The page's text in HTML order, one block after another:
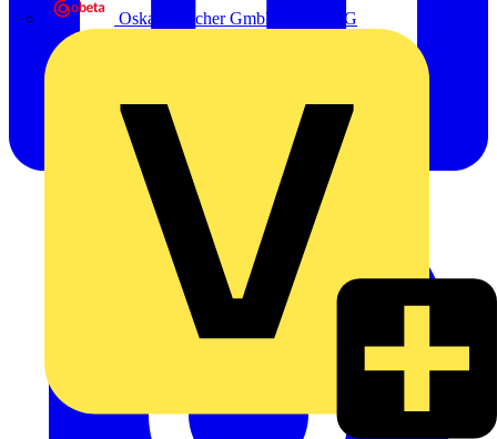
Oskar Böttcher GmbH & Co. KG